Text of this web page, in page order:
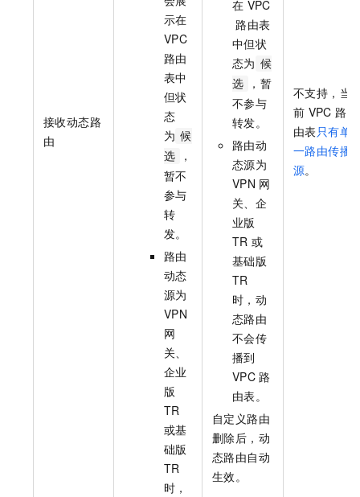
接收动态路
由
示在
VPC
路由
表中
但状
态
为 候
选
，
暂不
参与
转
发。
路由
动态
源为
VPN
网
关、
企业
版
TR
或基
础版
TR
时，
在 VPC
路由表
中但状
态为 候
选
，暂
不参与
转发。
路由动
态源为
VPN 网
关、企
业版
TR 或
基础版
TR
时，动
态路由
不会传
播到
VPC 路
由表。
自定义路由
删除后，动
态路由自动
生效。
不支持，当
前 VPC 路
由表只有单
一路由传播
源。